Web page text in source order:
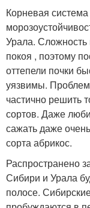
Корневая
Урала. Сложность
покоя , поэтому
оттепели почки
уязвимы.
частично решить
сортов. Даже
сажать даже
сорта абрикос.
Распространено
Сибири и Урала
полосе.